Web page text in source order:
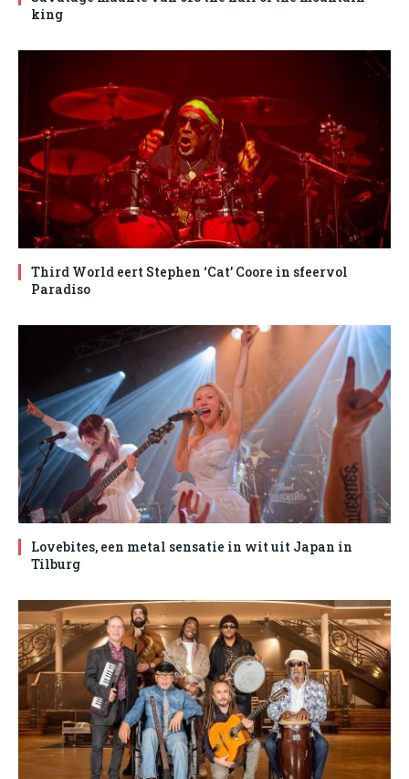
king
Third World eert Stephen ‘Cat’ Coore in sfeervol
Paradiso
Lovebites, een metal sensatie in wit uit Japan in
Tilburg